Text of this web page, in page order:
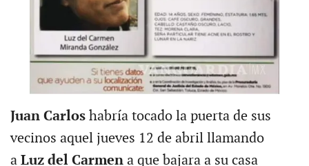
Juan Carloshabría tocado la puerta de sus
vecinos aquel jueves 12 de abril llamando
a Luz del Carmena que bajara a su casa